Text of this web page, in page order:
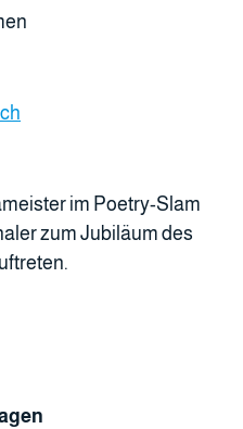
im Poetry-Slam
zum Jubiläum des